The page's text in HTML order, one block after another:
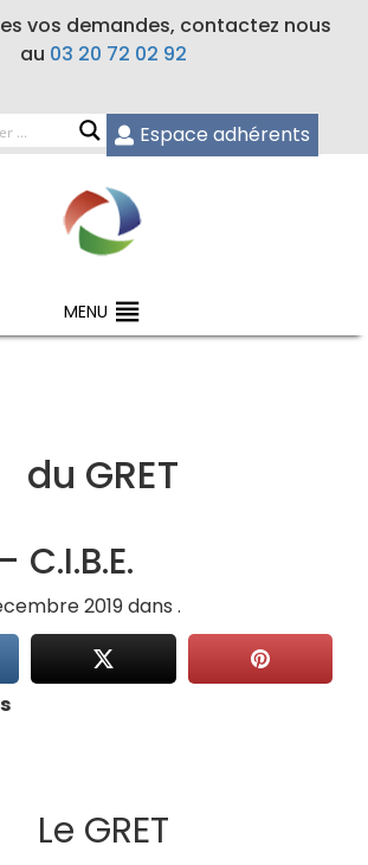
vos demandes, contactez nous
au 03 20 72 02 92
Espace adhérents
MENU
du GRET
C.I.B.E.
2019 dans .
Le GRET